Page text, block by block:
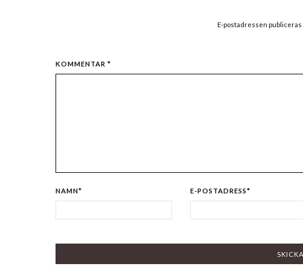
E-postadressen
KOMMENTAR *
NAMN* E-POSTADRESS*